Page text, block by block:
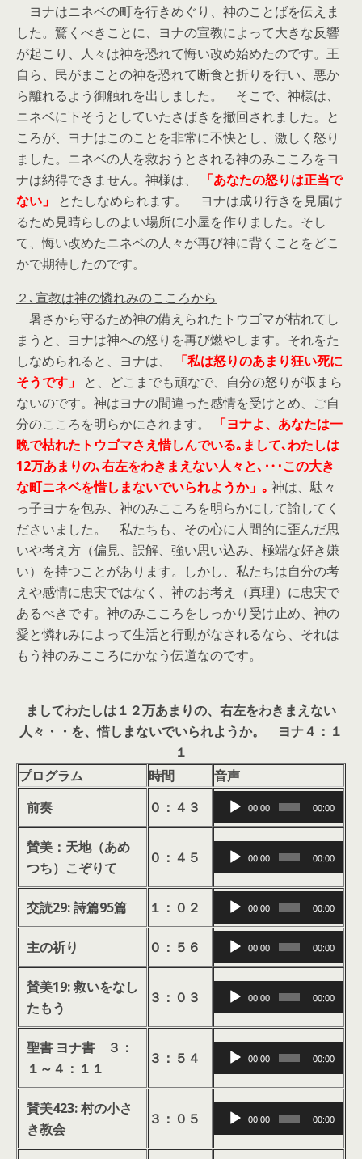
ヨナはニネベの町を行きめぐり、神のことばを伝えま
した。驚くべきことに、ヨナの宣教によって大きな反響
が起こり、人々は神を恐れて悔い改め始めたのです。王
自ら、民がまことの神を恐れて断食と折りを行い、悪か
ら離れるよう御触れを出しました。 そこで、神様は、
ニネベに下そうとしていたさばきを撤回されました。と
ころが、ヨナはこのことを非常に不快とし、激しく怒り
ました。ニネベの人を救おうとされる神のみこころをヨ
ナは納得できません。神様は、
「あなたの怒りは正当で
ない」
とたしなめられます。 ヨナは成り行きを見届け
るため見晴らしのよい場所に小屋を作りました。そし
て、悔い改めたニネベの人々が再び神に背くことをどこ
かで期待したのです。
２､宣教は神の憐れみのこころから
暑さから守るため神の備えられたトウゴマが枯れてし
まうと、ヨナは神への怒りを再び燃やします。それをた
しなめられると、ヨナは、
「私は怒りのあまり狂い死に
そうです」
と、どこまでも頑なで、自分の怒りが収まら
ないのです。神はヨナの間違った感情を受けとめ、ご自
分のこころを明らかにされます。
「ヨナよ、あなたは一
晩で枯れたトウゴマさえ惜しんでいる｡まして､わたしは
12万あまりの､右左をわきまえない人々と､‥･この大き
な町ニネベを惜しまないでいられようか」｡ 神は、駄々
っ子ヨナを包み、神のみこころを明らかにして諭してく
ださいました。 私たちも、その心に人間的に歪んだ思
いや考え方（偏見、誤解、強い思い込み、極端な好き嫌
い）を持つことがあります。しかし、私たちは自分の考
えや感情に忠実ではなく、神のお考え（真理）に忠実で
あるべきです。神のみこころをしっかり受け止め、神の
愛と憐れみによって生活と行動がなされるなら、それは
もう神のみこころにかなう伝道なのです。
ましてわたしは１２万あまりの、右左をわきまえない
人々・・を、惜しまないでいられようか。 ヨナ４：１
１
プログラム
時間
音声
前奏
０：４３
声
プ
ー
ー
00:00 00:00
賛美：天地（あめ
つち）こぞりて
０：４５
声
プ
ー
ー
00:00 00:00
交読29: 詩篇95篇 １：０２
声
レ
ー
ー
00:00 00:00
主の祈り ０：５６
声
プ
ー
ヤ
00:00 00:00
賛美19: 救いをなし
たもう
３：０３
声
プ
ー
00:00 00:00
聖書 ヨナ書 ３：
１～４：１１
３：５４
声
プ
ー
00:00 00:00
賛美423: 村の小さ
き教会
３：０５
声
プ
00:00 00:00